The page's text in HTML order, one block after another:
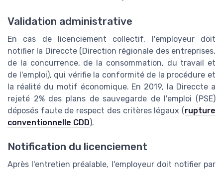
Validation administrative
En cas de licenciement collectif, l'employeur doit
notifier la Direccte (Direction régionale des entreprises,
de la concurrence, de la consommation, du travail et
de l'emploi), qui vérifie la conformité de la procédure et
la réalité du motif économique. En 2019, la Direccte a
rejeté 2% des plans de sauvegarde de l'emploi (PSE)
déposés faute de respect des critères légaux (rupture
conventionnelle CDD).
Notification du licenciement
Après l'entretien préalable, l'employeur doit notifier par